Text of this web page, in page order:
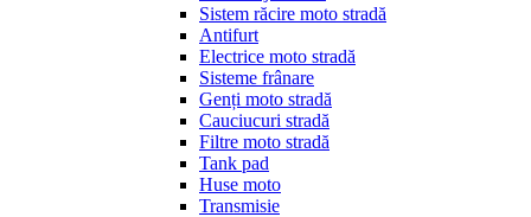
Sistem răcire moto stradă
Antifurt
Electrice moto stradă
Sisteme frânare
Genți moto stradă
Cauciucuri stradă
Filtre moto stradă
Tank pad
Huse moto
Transmisie